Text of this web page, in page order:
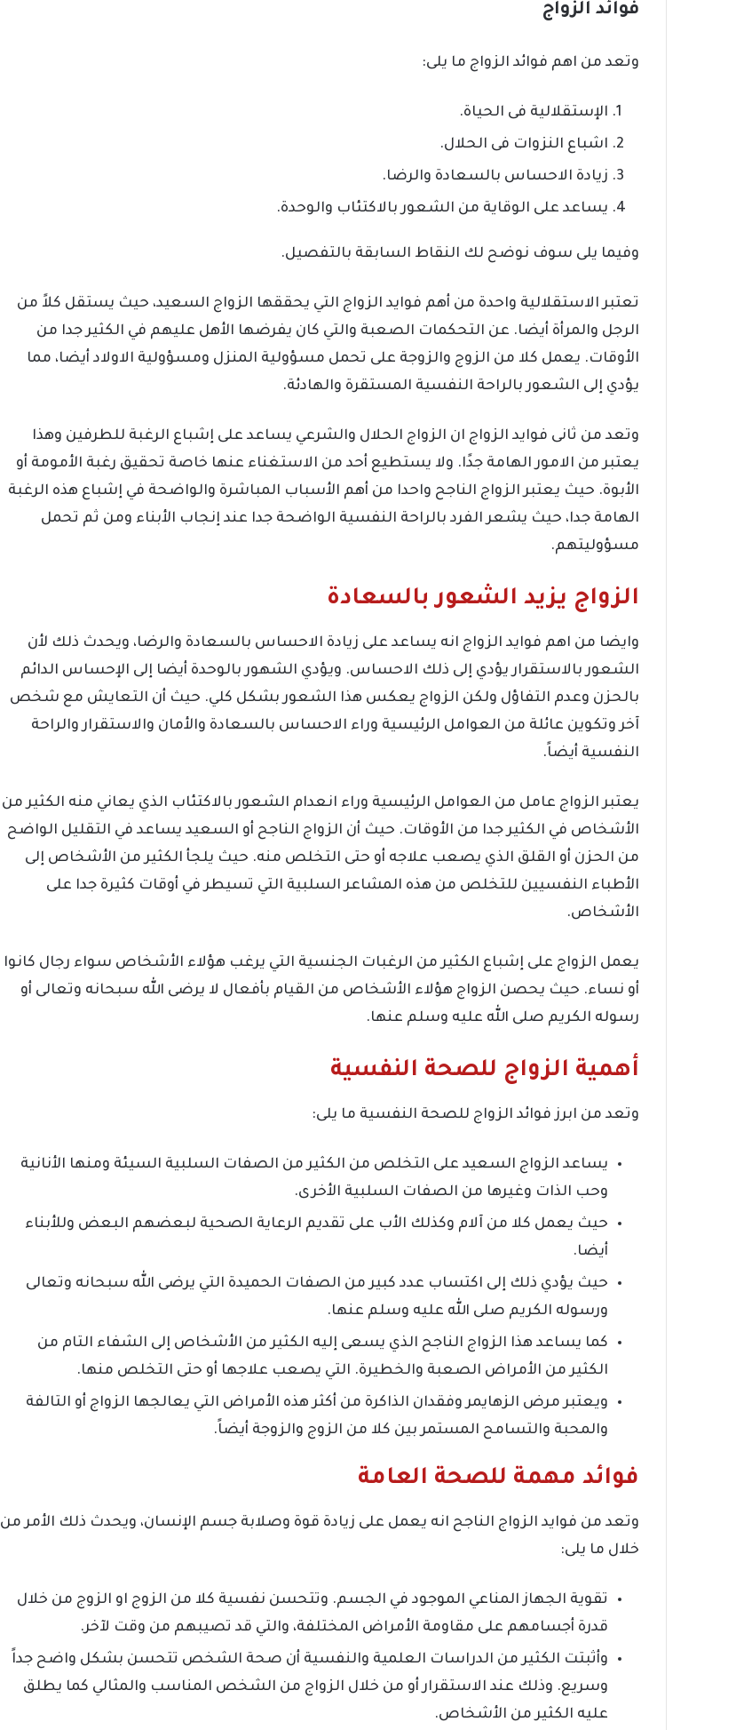
فوائد الزواج
وتعد من اهم فوائد الزواج ما يلى:
الإستقلالية فى الحياة.
اشباع النزوات فى الحلال.
زيادة الاحساس بالسعادة والرضا.
يساعد على الوقاية من الشعور بالاكتئاب والوحدة.
وفيما يلى سوف نوضح لك النقاط السابقة بالتفصيل.
تعتبر الاستقلالية واحدة من أهم فوايد الزواج التي يحققها الزواج السعيد، حيث يستقل كلاً من
الرجل والمرأة أيضا. عن التحكمات الصعبة والتي كان يفرضها الأهل عليهم في الكثير جدا من
الأوقات. يعمل كلا من الزوج والزوجة على تحمل مسؤولية المنزل ومسؤولية الاولاد أيضا، مما
يؤدي إلى الشعور بالراحة النفسية المستقرة والهادئة.
وتعد من ثانى فوايد الزواج ان الزواج الحلال والشرعي يساعد على إشباع الرغبة للطرفين وهذا
يعتبر من الامور الهامة جدًا. ولا يستطيع أحد من الاستغناء عنها خاصة تحقيق رغبة الأمومة أو
الأبوة. حيث يعتبر الزواج الناجح واحدا من أهم الأسباب المباشرة والواضحة في إشباع هذه الرغبة
الهامة جدا، حيث يشعر الفرد بالراحة النفسية الواضحة جدا عند إنجاب الأبناء ومن ثم تحمل
مسؤوليتهم.
الزواج يزيد الشعور بالسعادة
وايضا من اهم فوايد الزواج انه يساعد على زيادة الاحساس بالسعادة والرضا، ويحدث ذلك لأن
الشعور بالاستقرار يؤدي إلى ذلك الاحساس. ويؤدي الشهور بالوحدة أيضا إلى الإحساس الدائم
بالحزن وعدم التفاؤل ولكن الزواج يعكس هذا الشعور بشكل كلي. حيث أن التعايش مع شخص
آخر وتكوين عائلة من العوامل الرئيسية وراء الاحساس بالسعادة والأمان والاستقرار والراحة
النفسية أيضاً.
يعتبر الزواج عامل من العوامل الرئيسية وراء انعدام الشعور بالاكتئاب الذي يعاني منه الكثير من
الأشخاص في الكثير جدا من الأوقات. حيث أن الزواج الناجح أو السعيد يساعد في التقليل الواضح
من الحزن أو القلق الذي يصعب علاجه أو حتى التخلص منه. حيث يلجأ الكثير من الأشخاص إلى
الأطباء النفسيين للتخلص من هذه المشاعر السلبية التي تسيطر في أوقات كثيرة جدا على
الأشخاص.
يعمل الزواج على إشباع الكثير من الرغبات الجنسية التي يرغب هؤلاء الأشخاص سواء رجال كانوا
أو نساء. حيث يحصن الزواج هؤلاء الأشخاص من القيام بأفعال لا يرضى الله سبحانه وتعالى أو
رسوله الكريم صلى الله عليه وسلم عنها.
أهمية الزواج للصحة النفسية
وتعد من ابرز فوائد الزواج للصحة النفسية ما يلى:
يساعد الزواج السعيد على التخلص من الكثير من الصفات السلبية السيئة ومنها الأنانية
وحب الذات وغيرها من الصفات السلبية الأخرى.
حيث يعمل كلا من آلام وكذلك الأب على تقديم الرعاية الصحية لبعضهم البعض وللأبناء
أيضا.
حيث يؤدي ذلك إلى اكتساب عدد كبير من الصفات الحميدة التي يرضى الله سبحانه وتعالى
ورسوله الكريم صلى الله عليه وسلم عنها.
كما يساعد هذا الزواج الناجح الذي يسعى إليه الكثير من الأشخاص إلى الشفاء التام من
الكثير من الأمراض الصعبة والخطيرة. التي يصعب علاجها أو حتى التخلص منها.
ويعتبر مرض الزهايمر وفقدان الذاكرة من أكثر هذه الأمراض التي يعالجها الزواج أو التالفة
والمحبة والتسامح المستمر بين كلا من الزوج والزوجة أيضاً.
فوائد مهمة للصحة العامة
وتعد من فوايد الزواج الناجح انه يعمل على زيادة قوة وصلابة جسم الإنسان، ويحدث ذلك الأمر من
خلال ما يلى:
تقوية الجهاز المناعي الموجود في الجسم. وتتحسن نفسية كلا من الزوج او الزوج من خلال
قدرة أجسامهم على مقاومة الأمراض المختلفة، والتي قد تصيبهم من وقت لآخر.
وأثبتت الكثير من الدراسات العلمية والنفسية أن صحة الشخص تتحسن بشكل واضح جداً
وسريع. وذلك عند الاستقرار أو من خلال الزواج من الشخص المناسب والمثالي كما يطلق
عليه الكثير من الأشخاص.